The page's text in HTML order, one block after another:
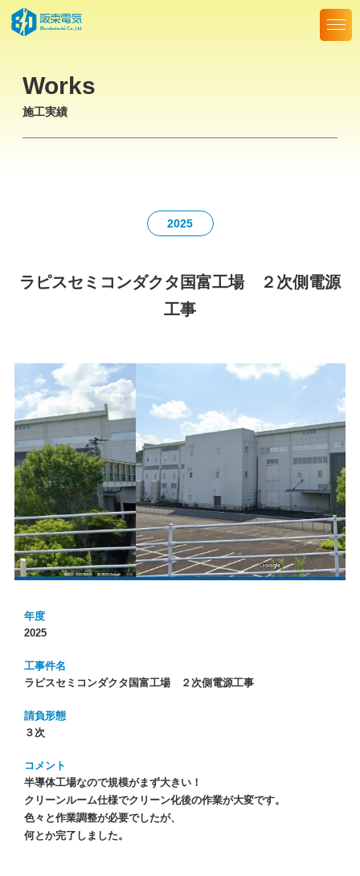
Skip
Works
施工実績
2025
ラピスセミコンダクタ国富工場 ２次側電源
工事
年度
2025
工事件名
ラピスセミコンダクタ国富工場 ２次側電源工事
請負形態
３次
コメント
半導体工場なので規模がまず大きい！
クリーンルーム仕様でクリーン化後の作業が大変です。
色々と作業調整が必要でしたが、
何とか完了しました。